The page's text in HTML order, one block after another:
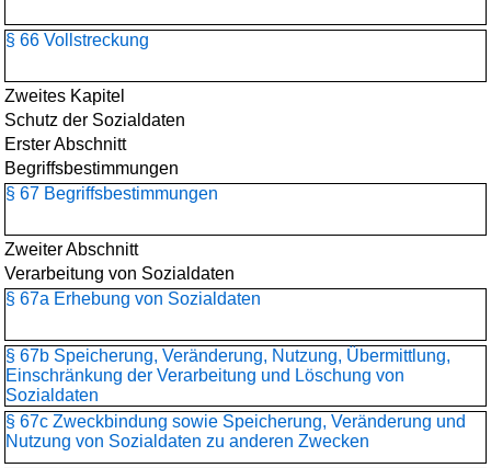
§ 66 Vollstreckung
Zweites Kapitel
Schutz der Sozialdaten
Erster Abschnitt
Begriffsbestimmungen
§ 67 Begriffsbestimmungen
Zweiter Abschnitt
Verarbeitung von Sozialdaten
§ 67a Erhebung von Sozialdaten
§ 67b Speicherung, Veränderung, Nutzung, Übermittlung,
Einschränkung der Verarbeitung und Löschung von
Sozialdaten
§ 67c Zweckbindung sowie Speicherung, Veränderung und
Nutzung von Sozialdaten zu anderen Zwecken